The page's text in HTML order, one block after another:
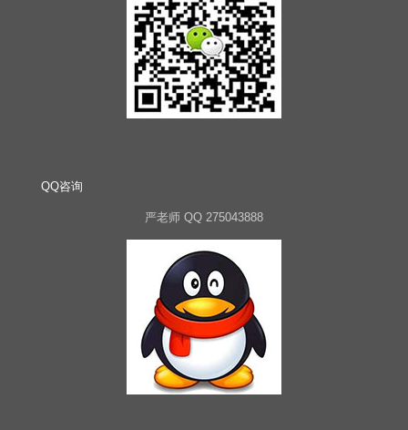
QQ咨询
严老师 QQ 275043888